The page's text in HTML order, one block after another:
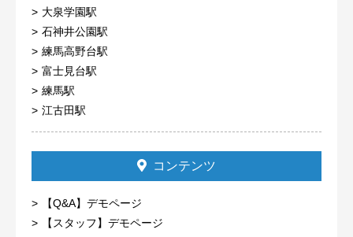
大泉学園駅
石神井公園駅
練馬高野台駅
富士見台駅
練馬駅
江古田駅
コンテンツ
【Q&A】デモページ
【スタッフ】デモページ